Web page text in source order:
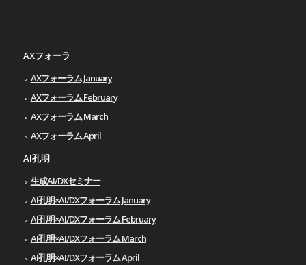
AXフォーラ
AXフォーラム January
AXフォーラム February
AXフォーラム March
AXフォーラム April
AI孔明
生成AI/DXセミナー
AI孔明×AI/DXフォーラム January
AI孔明×AI/DXフォーラム February
AI孔明×AI/DXフォーラム March
AI孔明×AI/DXフォーラム April